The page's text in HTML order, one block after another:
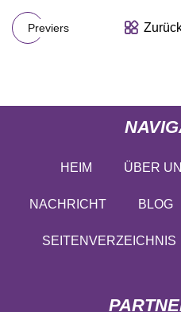
Previers
HEIM ÜBER
NACHRICHT BLOG
SEITENVERZEICHNIS